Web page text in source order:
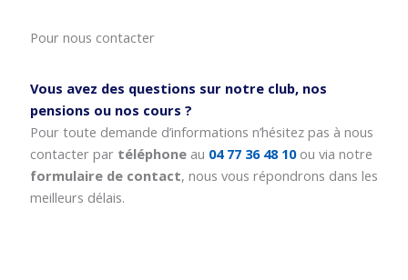
Pour nous contacter
Vous avez des questions sur notre club, nos
pensions ou nos cours ?
Pour toute demande d’informations n’hésitez pas à nous
contacter par téléphoneau 04 77 36 48 10 ou via notre
formulaire de contact, nous vous répondrons dans les
meilleurs délais.